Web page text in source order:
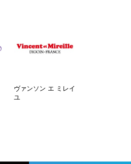
ヴァンソン エ ミレイ
ユ